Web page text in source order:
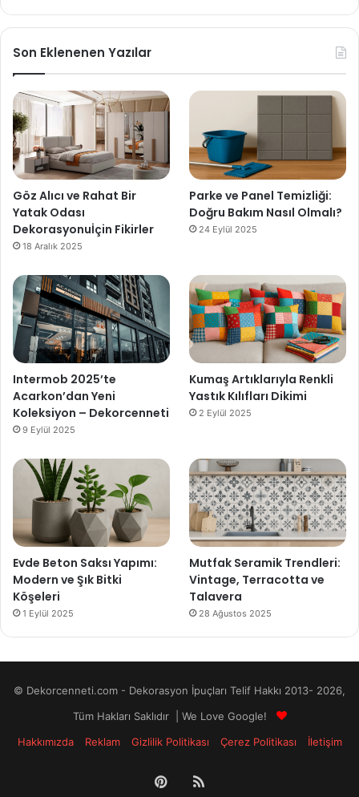
Son Eklenenen Yazılar
Göz Alıcı ve Rahat Bir
Yatak Odası
Dekorasyonuİçin Fikirler
18 Aralık 2025
Parke ve Panel Temizliği:
Doğru Bakım Nasıl Olmalı?
24 Eylül 2025
Intermob 2025’te
Acarkon’dan Yeni
Koleksiyon – Dekorcenneti
9 Eylül 2025
Kumaş Artıklarıyla Renkli
Yastık Kılıfları Dikimi
2 Eylül 2025
Evde Beton Saksı Yapımı:
Modern ve Şık Bitki
Köşeleri
1 Eylül 2025
Mutfak Seramik Trendleri:
Vintage, Terracotta ve
Talavera
28 Ağustos 2025
© Dekorcenneti.com - Dekorasyon İpuçları Telif Hakkı 2013- 2026,
Tüm Hakları Saklıdır | We Love Google!
Hakkımızda
Reklam Gizlilik Politikası Çerez Politikası İletişim
Pinterest